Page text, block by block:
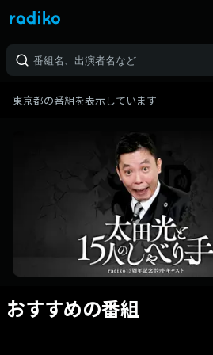
東京都の番組を表示しています
おすすめの番組